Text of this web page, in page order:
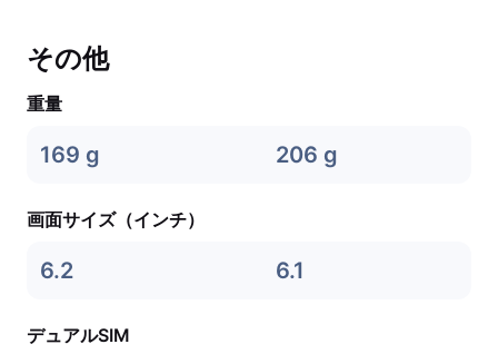
その他
重量
169 g 206 g
画面サイズ（インチ）
6.2 6.1
デュアルSIM